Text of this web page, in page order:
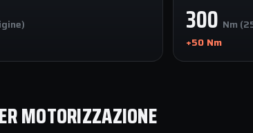
300 Nm
+50 Nm
MOTORIZZAZIONE